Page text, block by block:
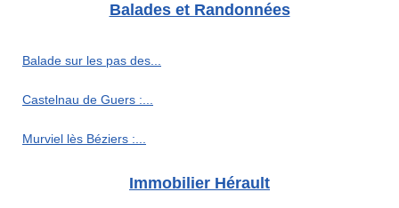
Balades et Randonnées
Balade sur les pas des...
Castelnau de Guers :...
Murviel lès Béziers :...
Immobilier Hérault